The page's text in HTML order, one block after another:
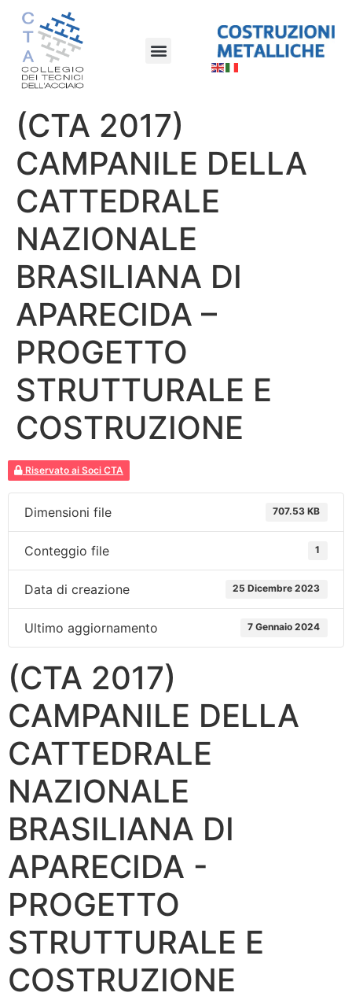
(CTA 2017)
CAMPANILE DELLA
CATTEDRALE
NAZIONALE
BRASILIANA DI
APARECIDA –
PROGETTO
STRUTTURALE E
COSTRUZIONE
Riservato ai Soci CTA
Dimensioni file 707.53 KB
Conteggio file 1
Data di creazione 25 Dicembre 2023
Ultimo aggiornamento 7 Gennaio 2024
(CTA 2017)
CAMPANILE DELLA
CATTEDRALE
NAZIONALE
BRASILIANA DI
APARECIDA -
PROGETTO
STRUTTURALE E
COSTRUZIONE